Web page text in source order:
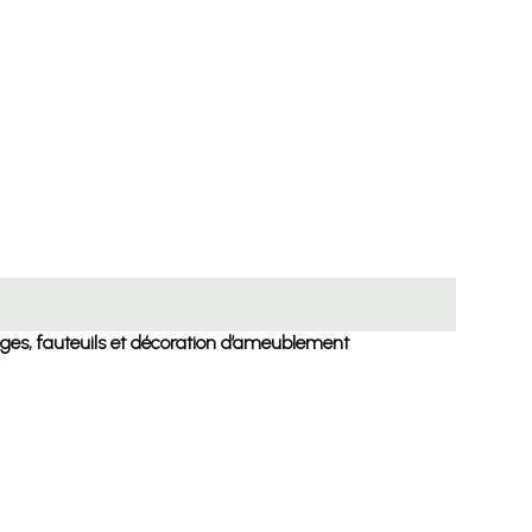
fauteuils et décoration d’ameublement